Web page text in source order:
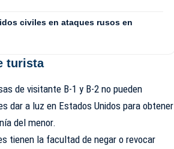
civiles en ataques rusos en
turista
de visitante B-1 y B-2 no pueden
dar a luz en Estados Unidos para obtener
del menor.
tienen la facultad de negar o revocar